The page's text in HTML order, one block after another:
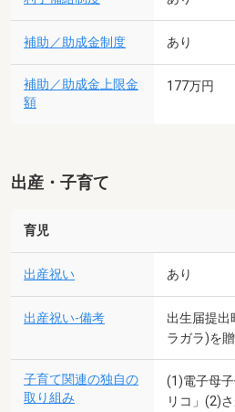
補助／助成金制度 あり
補助／助成金上限金
額
177万円
出産・子育て
育児
出産祝い あり
出産祝い-備考
出生届提出
ラガラ)を贈
子育て関連の独自の
取り組み
(1)電子母
リコ」(2)